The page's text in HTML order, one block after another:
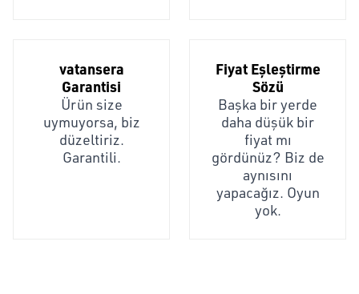
vatansera
Garantisi
Ürün size
uymuyorsa, biz
düzeltiriz.
Garantili.
Fiyat Eşleştirme
Sözü
Başka bir yerde
daha düşük bir
fiyat mı
gördünüz? Biz de
aynısını
yapacağız. Oyun
yok.